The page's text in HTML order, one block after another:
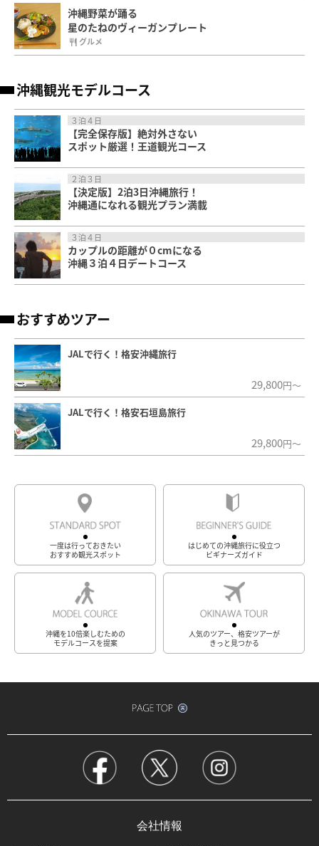
沖縄野菜が踊る
星のたねのヴィーガンプレート
グルメ
沖縄観光モデルコース
３泊４日
【完全保存版】絶対外さない
スポット厳選！王道観光コース
２泊３日
【決定版】2泊3日沖縄旅行！
沖縄通になれる観光プラン満載
３泊４日
カップルの距離が０cmになる
沖縄３泊４日デートコース
おすすめツアー
JALで行く！格安沖縄旅行
29,800円～
JALで行く！格安石垣島旅行
29,800円～
一度は行っておきたい
おすすめ観光スポット
はじめての沖縄旅行に役立つ
ビギナーズガイド
沖縄を10倍楽しむための
モデルコースを提案
人気のツアー、格安ツアーが
きっと見つかる
会社情報